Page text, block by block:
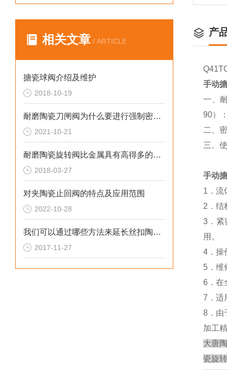
相关文章 / ARTICLE
搪瓷球阀介绍及维护
2018-10-19
耐磨陶瓷刀闸阀为什么要进行强制密封呢?
2021-10-21
耐磨陶瓷旋转阀比金属具有高得多的结合强度
2018-03-27
对夹陶瓷止回阀的特点及应用范围
2022-10-28
我们可以通过哪些方法来延长丝扣陶瓷球阀使用寿命呢？
2017-11-27
产
手动
一、
90）
二、
三、
手动
1．流
2．结
3．紧
用。
4．操
5．维
6．在
7．适
8．由
加工
大唐
瓷旋